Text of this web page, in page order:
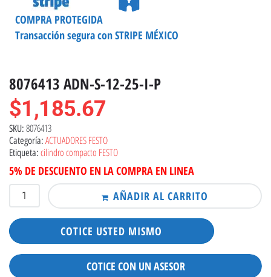
Transacción segura con STRIPE MÉXICO
COMPRA PROTEGIDA
8076413 ADN-S-12-25-I-P
$1,185.67
SKU: 8076413
Categoría: ACTUADORES FESTO
Etiqueta: cilindro compacto FESTO
5% DE DESCUENTO EN LA COMPRA EN LINEA
AÑADIR AL CARRITO
COTICE USTED MISMO
COTICE CON UN ASESOR